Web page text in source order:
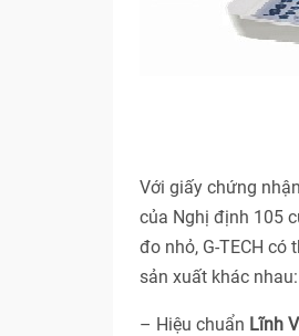
Với giấy chứng
của Nghị định 105
đo nhỏ, G-TECH
sản xuất khác nhau:
– Hiệu chuẩn Lĩnh